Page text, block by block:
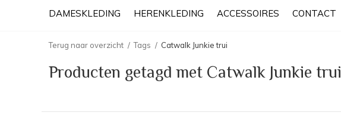
DAMESKLEDING HERENKLEDING ACCESSOIRES CONTACT
Terug naar overzicht Tags Catwalk Junkie trui
Producten getagd met Catwalk Junkie trui